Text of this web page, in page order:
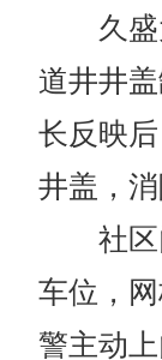
久盛
道井井
长反映
井盖，消
社区
车位，
警主动